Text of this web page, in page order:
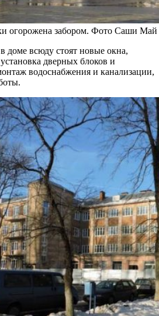
огорожена забором. Фото Саши Май
доме всюду стоят новые окна,
дверных блоков и
водоснабжения и канализации,